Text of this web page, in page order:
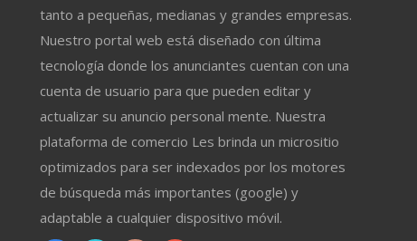
tanto a pequeñas, medianas y grandes empresas.
Nuestro portal web está diseñado con última
tecnología donde los anunciantes cuentan con una
cuenta de usuario para que pueden editar y
actualizar su anuncio personal mente. Nuestra
plataforma de comercio Les brinda un micrositio
optimizados para ser indexados por los motores
de búsqueda más importantes (google) y
adaptable a cualquier dispositivo móvil.